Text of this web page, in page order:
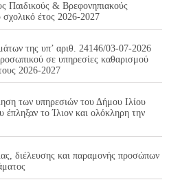
Παιδικούς & Βρεφονηπιακούς
έτος 2026-2027
της υπ’ αριθ. 24146/03-07-2026
σε υπηρεσίες καθαρισμού
2026-2027
των υπηρεσιών του Δήμου Ιλίου
έπληξαν το Ίλιον και ολόκληρη την
διέλευσης και παραμονής προσώπων